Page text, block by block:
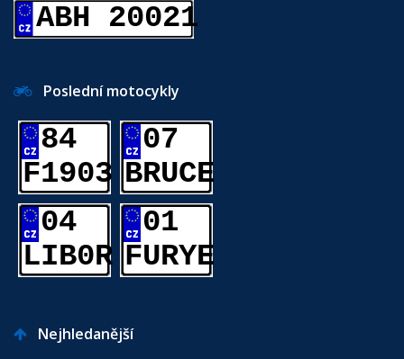
ABH 20021
Poslední motocykly
84
F1903
07
BRUCE
04
LIB0R
01
FURYE
Nejhledanější